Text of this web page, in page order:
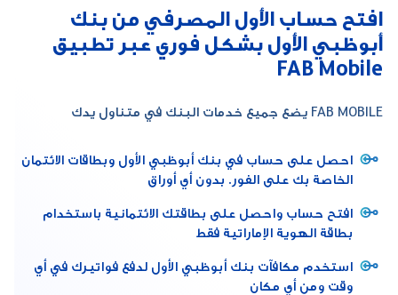
افتح حساب الأول المصرفي من بنك
أبوظبي الأول بشكل فوري عبر تطبيق
FAB Mobile
FAB MOBILE يضع جميع خدمات البنك في متناول يدك
احصل على حساب في بنك أبوظبي الأول وبطاقات الائتمان
الخاصة بك على الفور. بدون أي أوراق
افتح حساب واحصل على بطاقتك الائتمانية باستخدام
بطاقة الهوية الإماراتية فقط
استخدم مكافآت بنك أبوظبي الأول لدفع فواتيرك في أي
وقت ومن أي مكان